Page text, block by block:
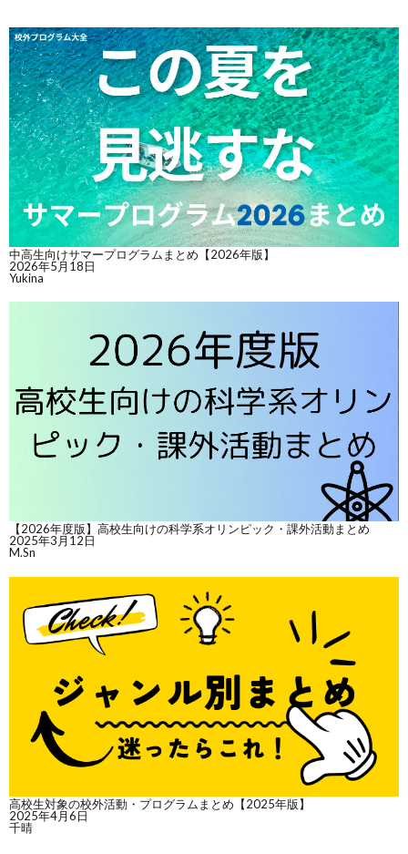
中高生向けサマープログラムまとめ【2026年版】
2026年5月18日
Yukina
【2026年度版】高校生向けの科学系オリンピック・課外活動まとめ
2025年3月12日
M.Sn
高校生対象の校外活動・プログラムまとめ【2025年版】
2025年4月6日
千晴